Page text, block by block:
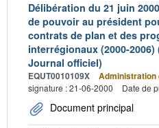
Délibération du 21 juin
de pouvoir au président
contrats de plan et des
interrégionaux (2000-
Journal officiel)
EQUT0010109X Administration
signature : 21-06-2000
Date de
Document principal